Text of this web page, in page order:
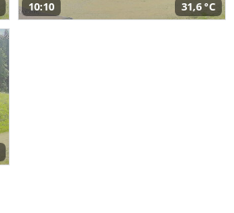
10:10 31,6 °C